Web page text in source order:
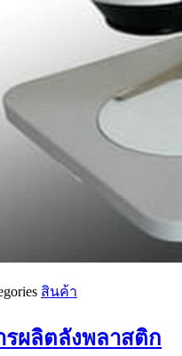
สินค้า
รผลิตลังพลาสติก